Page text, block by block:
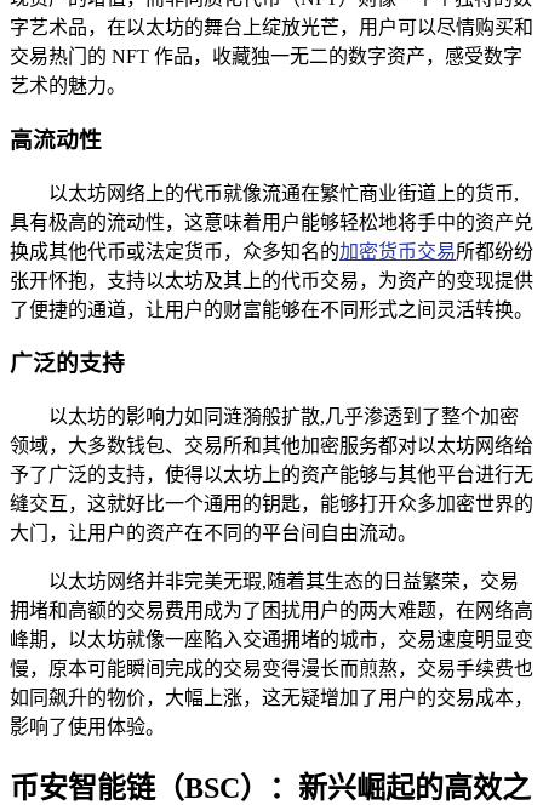
字艺术品，在以太坊的舞台上绽放光芒，用户可以尽情购买和
交易热门的 NFT 作品，收藏独一无二的数字资产，感受数字
艺术的魅力。
高流动性
以太坊网络上的代币就像流通在繁忙商业街道上的货币,
具有极高的流动性，这意味着用户能够轻松地将手中的资产兑
换成其他代币或法定货币，众多知名的加密货币交易所都纷纷
张开怀抱，支持以太坊及其上的代币交易，为资产的变现提供
了便捷的通道，让用户的财富能够在不同形式之间灵活转换。
广泛的支持
以太坊的影响力如同涟漪般扩散,几乎渗透到了整个加密
领域，大多数钱包、交易所和其他加密服务都对以太坊网络给
予了广泛的支持，使得以太坊上的资产能够与其他平台进行无
缝交互，这就好比一个通用的钥匙，能够打开众多加密世界的
大门，让用户的资产在不同的平台间自由流动。
以太坊网络并非完美无瑕,随着其生态的日益繁荣，交易
拥堵和高额的交易费用成为了困扰用户的两大难题，在网络高
峰期，以太坊就像一座陷入交通拥堵的城市，交易速度明显变
慢，原本可能瞬间完成的交易变得漫长而煎熬，交易手续费也
如同飙升的物价，大幅上涨，这无疑增加了用户的交易成本，
影响了使用体验。
币安智能链（BSC）：新兴崛起的高效之